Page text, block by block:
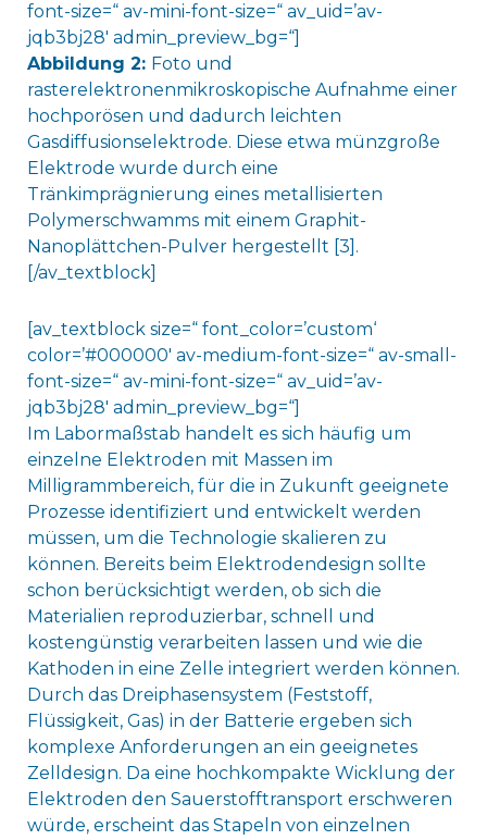
font-size=“ av-mini-font-size=“ av_uid=’av-
jqb3bj28′ admin_preview_bg=“]
Abbildung 2: Foto und
rasterelektronenmikroskopische Aufnahme einer
hochporösen und dadurch leichten
Gasdiffusionselektrode. Diese etwa münzgroße
Elektrode wurde durch eine
Tränkimprägnierung eines metallisierten
Polymerschwamms mit einem Graphit-
Nanoplättchen-Pulver hergestellt [3].
[/av_textblock]
[av_textblock size=“ font_color=’custom‘
color=’#000000′ av-medium-font-size=“ av-small-
font-size=“ av-mini-font-size=“ av_uid=’av-
jqb3bj28′ admin_preview_bg=“]
Im Labormaßstab handelt es sich häufig um
einzelne Elektroden mit Massen im
Milligrammbereich, für die in Zukunft geeignete
Prozesse identifiziert und entwickelt werden
müssen, um die Technologie skalieren zu
können. Bereits beim Elektrodendesign sollte
schon berücksichtigt werden, ob sich die
Materialien reproduzierbar, schnell und
kostengünstig verarbeiten lassen und wie die
Kathoden in eine Zelle integriert werden können.
Durch das Dreiphasensystem (Feststoff,
Flüssigkeit, Gas) in der Batterie ergeben sich
komplexe Anforderungen an ein geeignetes
Zelldesign. Da eine hochkompakte Wicklung der
Elektroden den Sauerstofftransport erschweren
würde, erscheint das Stapeln von einzelnen